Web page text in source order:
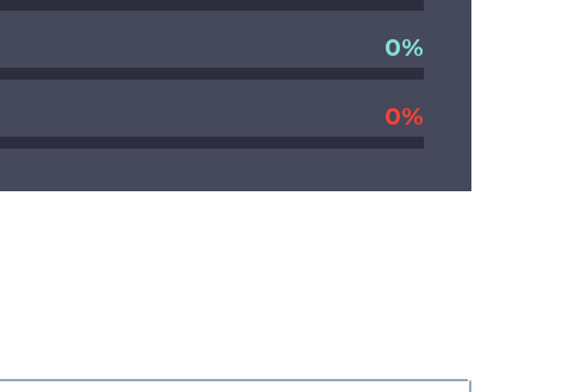
0%
0%